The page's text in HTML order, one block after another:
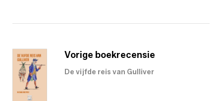
Vorige boekrecensie
De vijfde reis van Gulliver